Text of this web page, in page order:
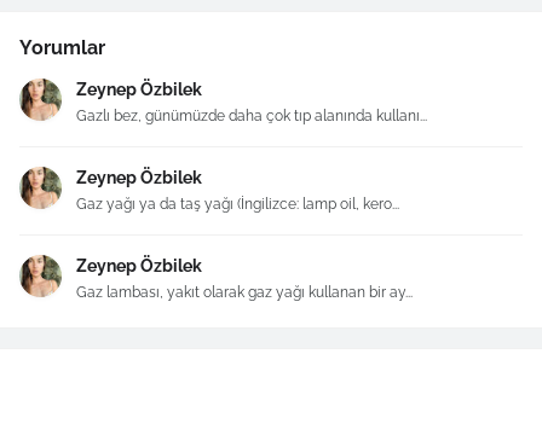
Yorumlar
Zeynep Özbilek
Gazlı bez, günümüzde daha çok tıp alanında kullanı...
Zeynep Özbilek
Gaz yağı ya da taş yağı (İngilizce: lamp oil, kero...
Zeynep Özbilek
Gaz lambası, yakıt olarak gaz yağı kullanan bir ay...